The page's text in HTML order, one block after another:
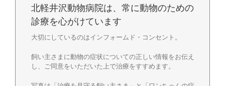
北軽井沢動物病院は、常に動物のための
診療を心がけています
大切にしているのはインフォームド・コンセント。
飼い主さまに動物の症状についての正しい情報をお伝え
し、ご同意をいただいた上で治療をすすめます。